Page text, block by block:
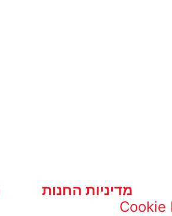
מדיניות החנות
Cookie